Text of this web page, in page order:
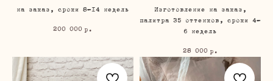
на заказ, сроки 8-14 недель
200 000 р.
Изготовление на заказ,
палитра 35 оттенков, сроки 4-
6 недель
28 000 р.